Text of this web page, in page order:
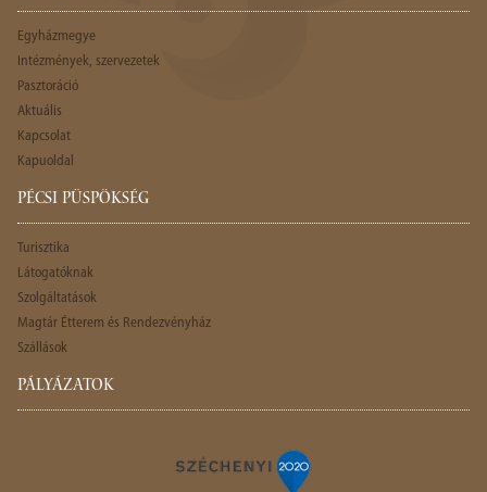
Egyházmegye
Intézmények, szervezetek
Pasztoráció
Aktuális
Kapcsolat
Kapuoldal
PÉCSI PÜSPÖKSÉG
Turisztika
Látogatóknak
Szolgáltatások
Magtár Étterem és Rendezvényház
Szállások
PÁLYÁZATOK